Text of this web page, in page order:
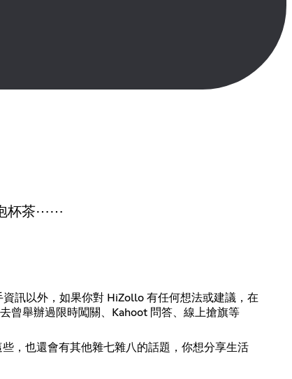
杯茶⋯⋯
訊以外，如果你對 HiZollo 有任何想法或建議，在
曾舉辦過限時闖關、Kahoot 問答、線上搶旗等
，也還會有其他雜七雜八的話題，你想分享生活